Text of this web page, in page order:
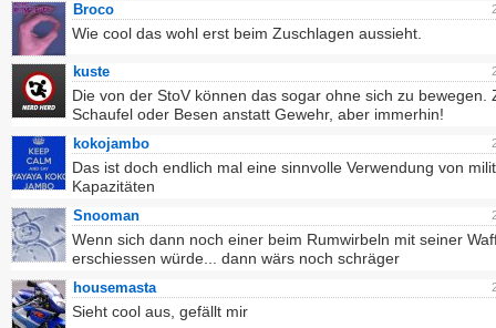
Broco
Wie cool das wohl erst beim Zuschlagen aussieht.
kuste
Die von der StoV können das sogar ohne sich zu bewegen.
Schaufel oder Besen anstatt Gewehr, aber immerhin!
kokojambo
Das ist doch endlich mal eine sinnvolle Verwendung von
Kapazitäten
Snooman
Wenn sich dann noch einer beim Rumwirbeln mit seiner
erschiessen würde... dann wärs noch schräger
housemasta
Sieht cool aus, gefällt mir